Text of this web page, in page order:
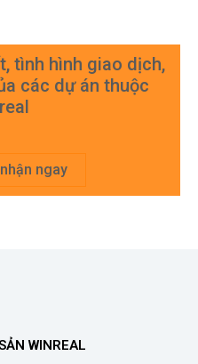
tình hình giao dịch,
các dự án thuộc
ngay
WINREAL